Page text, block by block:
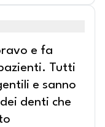
e fa
Tutti
e sanno
denti che